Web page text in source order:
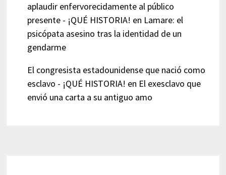
aplaudir enfervorecidamente al público
presente - ¡QUÉ HISTORIA! en Lamare: el
psicópata asesino tras la identidad de un
gendarme
El congresista estadounidense que nació como
esclavo - ¡QUÉ HISTORIA! en El exesclavo que
envió una carta a su antiguo amo